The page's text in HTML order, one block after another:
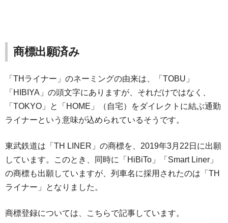
商標出願済み
「THライナー」のネーミングの由来は、「TOBU」
「HIBIYA」の頭文字にありますが、それだけではなく、
「TOKYO」と「HOME」（自宅）をダイレクトに結ぶ通勤
ライナーという意味が込められているそうです。
東武鉄道は「TH LINER」の商標を、2019年3月22日に出願
しています。このとき、同時に「HiBiTo」「Smart Liner」
の商標も出願していますが、列車名に採用されたのは「TH
ライナー」となりました。
商標登録については、こちらで記事しています。